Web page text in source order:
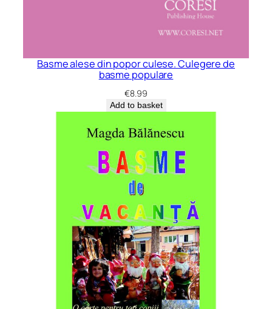
Basme alese din popor culese. Culegere de
basme populare
€8.99
Add to basket